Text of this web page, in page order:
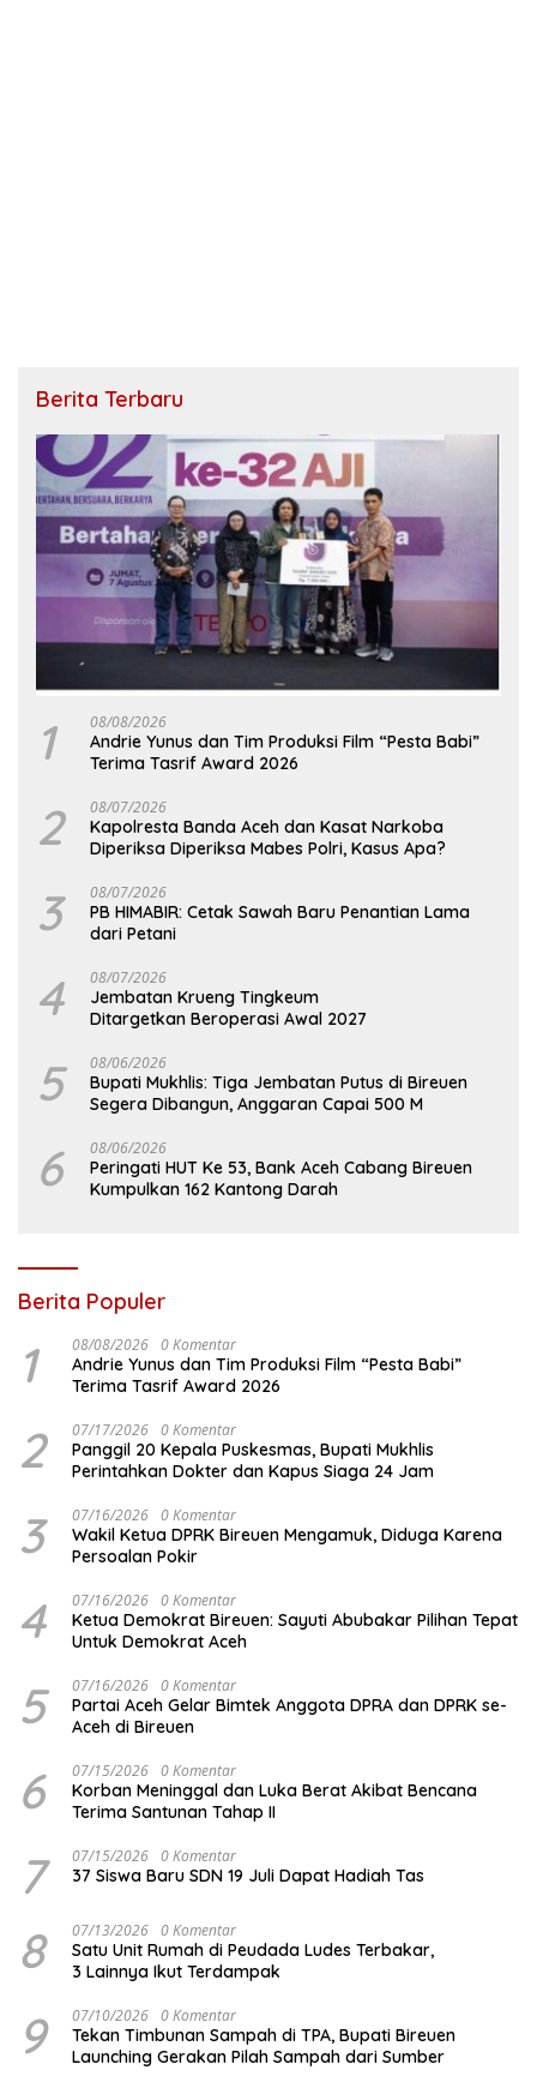
Berita Terbaru
1 08/08/2026
Andrie Yunus dan Tim Produksi Film “Pesta Babi”
Terima Tasrif Award 2026
2 08/07/2026
Kapolresta Banda Aceh dan Kasat Narkoba
Diperiksa Diperiksa Mabes Polri, Kasus Apa?
3 08/07/2026
PB HIMABIR: Cetak Sawah Baru Penantian Lama
dari Petani
4 08/07/2026
Jembatan Krueng Tingkeum
Ditargetkan Beroperasi Awal 2027
5 08/06/2026
Bupati Mukhlis: Tiga Jembatan Putus di Bireuen
Segera Dibangun, Anggaran Capai 500 M
6 08/06/2026
Peringati HUT Ke 53, Bank Aceh Cabang Bireuen
Kumpulkan 162 Kantong Darah
Berita Populer
1 08/08/2026 0 Komentar
Andrie Yunus dan Tim Produksi Film “Pesta Babi”
Terima Tasrif Award 2026
2 07/17/2026 0 Komentar
Panggil 20 Kepala Puskesmas, Bupati Mukhlis
Perintahkan Dokter dan Kapus Siaga 24 Jam
3 07/16/2026 0 Komentar
Wakil Ketua DPRK Bireuen Mengamuk, Diduga Karena
Persoalan Pokir
4 07/16/2026 0 Komentar
Ketua Demokrat Bireuen: Sayuti Abubakar Pilihan Tepat
Untuk Demokrat Aceh
5 07/16/2026 0 Komentar
Partai Aceh Gelar Bimtek Anggota DPRA dan DPRK se-
Aceh di Bireuen
6 07/15/2026 0 Komentar
Korban Meninggal dan Luka Berat Akibat Bencana
Terima Santunan Tahap II
7 07/15/2026 0 Komentar
37 Siswa Baru SDN 19 Juli Dapat Hadiah Tas
8 07/13/2026 0 Komentar
Satu Unit Rumah di Peudada Ludes Terbakar,
3 Lainnya Ikut Terdampak
9 07/10/2026 0 Komentar
Tekan Timbunan Sampah di TPA, Bupati Bireuen
Launching Gerakan Pilah Sampah dari Sumber